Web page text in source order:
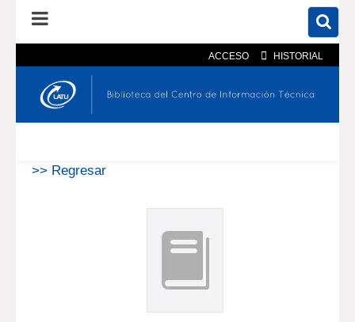
ACCESO HISTORIAL
En el catálogo En el sitio
>> Regresar